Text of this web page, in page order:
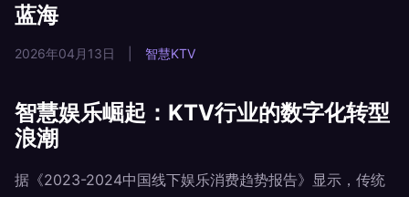
蓝海
2026年04月13日 智慧KTV
智慧娱乐崛起：KTV行业的数字化转型
浪潮
据《2023-2024中国线下娱乐消费趋势报告》显示，传统